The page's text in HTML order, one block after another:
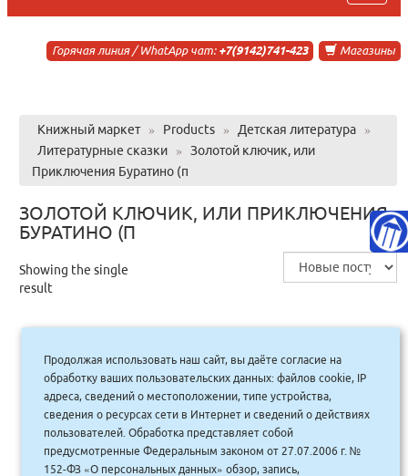
Магазины
Горячая линия / WhatApp чат: +7(9142)741-423
Книжный маркет » Products » Детская литература
»
Литературные сказки
»
Золотой ключик, или
Приключения Буратино (п
ЗОЛОТОЙ КЛЮЧИК, ИЛИ ПРИКЛЮЧЕНИЯ
БУРАТИНО (П
Showing the single
result
Золотой ключик, или Приключения
Буратино (п/тв) Яркая ленточка
695.00руб.
626 руб.
Купить
Продолжая использовать наш сайт, вы даёте согласие на
обработку ваших пользовательских данных: файлов cookie, IP
адреса, сведений о местоположении, типе устройства,
сведения о ресурсах сети в Интернет и сведений о действиях
пользователей. Обработка представляет собой
предусмотренные Федеральным законом от 27.07.2006 г. №
152-ФЗ «О персональных данных» обзор, запись,